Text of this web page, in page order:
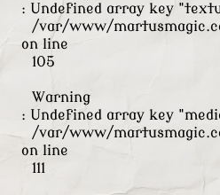
: Undefined array key
/var/www/
on line
105
Warning
: Undefined array key
/var/www/
on line
111